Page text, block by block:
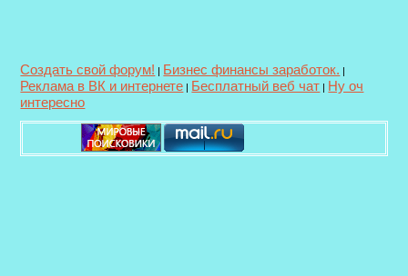
Создать свой форум! | Бизнес финансы заработок. |
Реклама в ВК и интернете | Бесплатный веб чат | Ну оч
интересно